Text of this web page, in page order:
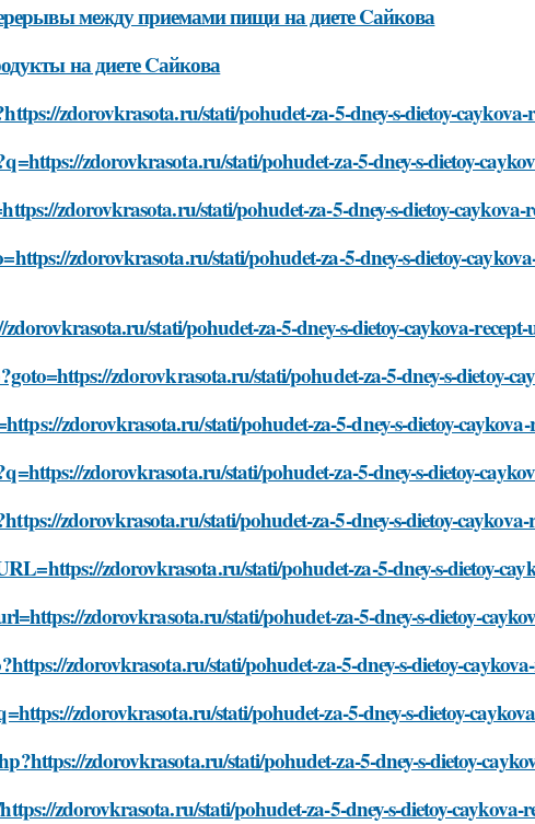
между приемами пищи на диете Cайкова
на диете Cайкова
zdorovkrasota.ru/stati/pohudet-za-5-dney-s-dietoy-caykova-
zdorovkrasota.ru/stati/pohudet-za-5-dney-s-dietoy-
zdorovkrasota.ru/stati/pohudet-za-5-dney-s-dietoy-caykova-
zdorovkrasota.ru/stati/pohudet-za-5-dney-s-dietoy-
stati/pohudet-za-5-dney-s-dietoy-caykova-recept-
zdorovkrasota.ru/stati/pohudet-za-5-dney-s-dietoy-
zdorovkrasota.ru/stati/pohudet-za-5-dney-s-dietoy-caykova-
zdorovkrasota.ru/stati/pohudet-za-5-dney-s-dietoy-
zdorovkrasota.ru/stati/pohudet-za-5-dney-s-dietoy-caykova-
zdorovkrasota.ru/stati/pohudet-za-5-dney-s-dietoy-
zdorovkrasota.ru/stati/pohudet-za-5-dney-s-dietoy-
zdorovkrasota.ru/stati/pohudet-za-5-dney-s-dietoy-
zdorovkrasota.ru/stati/pohudet-za-5-dney-s-dietoy-
zdorovkrasota.ru/stati/pohudet-za-5-dney-s-dietoy-
zdorovkrasota.ru/stati/pohudet-za-5-dney-s-dietoy-caykova-